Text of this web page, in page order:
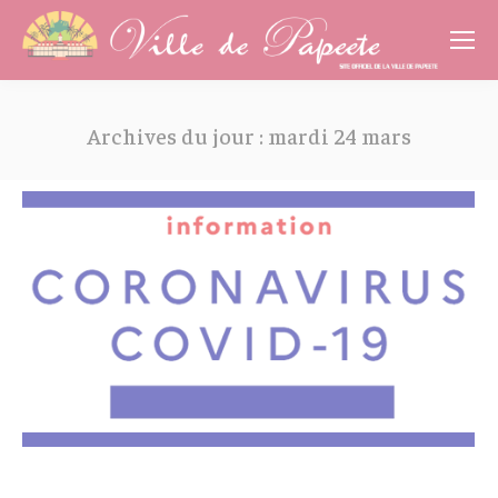
Archives du jour : mardi 24 mars
Cookies management panel